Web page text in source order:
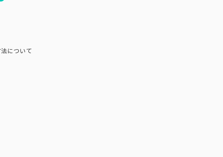
について